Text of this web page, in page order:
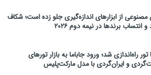
از ابزارهای اندازه‌گیری جلو زده است؛ شکاف
و انتساب برندها در نیمه دوم ۲۰۲۶
تور راه‌اندازی شد؛ ورود جاباما به بازار تورهای
و ایران‌گردی با مدل مارکت‌پلیس